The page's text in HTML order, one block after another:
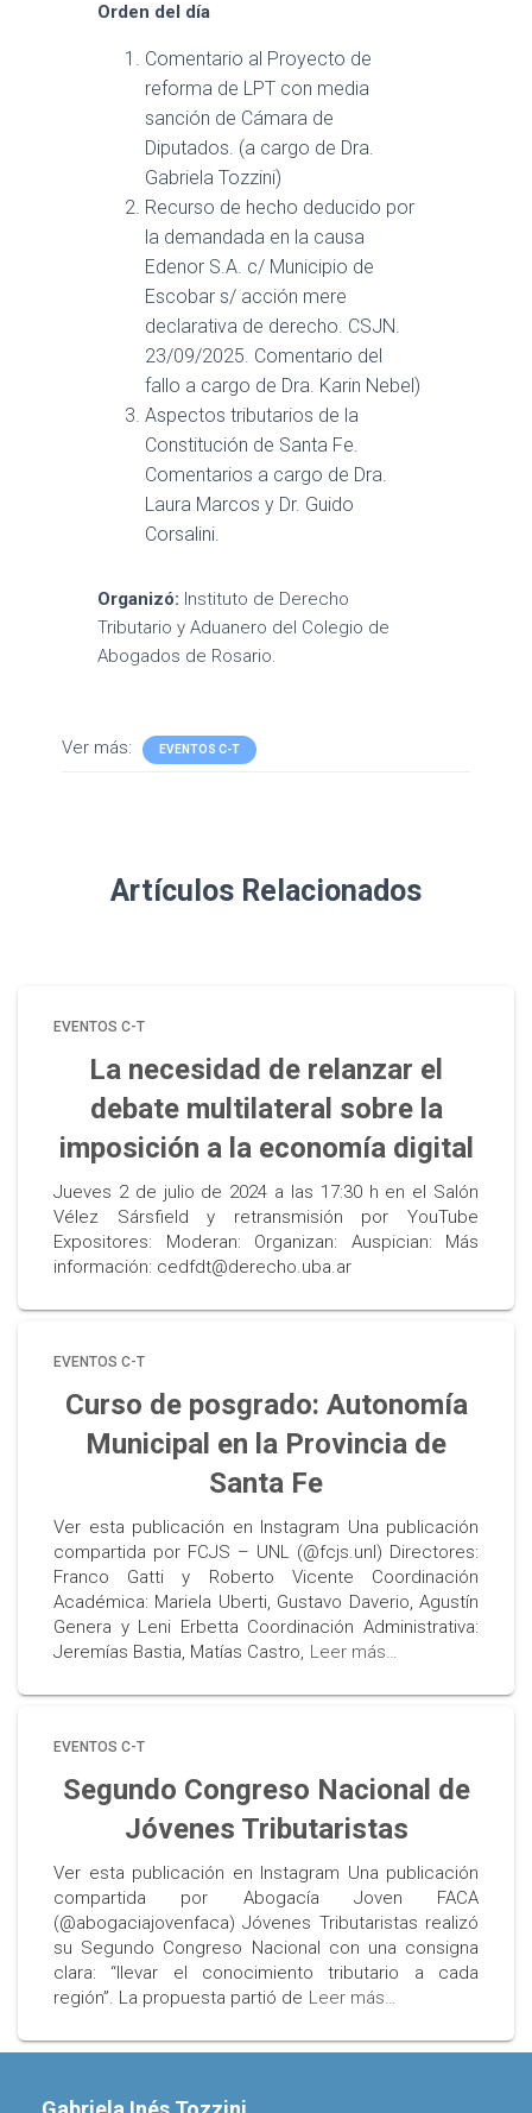
Orden del día
Comentario al Proyecto de
reforma de LPT con media
sanción de Cámara de
Diputados. (a cargo de Dra.
Gabriela Tozzini)
Recurso de hecho deducido por
la demandada en la causa
Edenor S.A. c/ Municipio de
Escobar s/ acción mere
declarativa de derecho. CSJN.
23/09/2025. Comentario del
fallo a cargo de Dra. Karin Nebel)
Aspectos tributarios de la
Constitución de Santa Fe.
Comentarios a cargo de Dra.
Laura Marcos y Dr. Guido
Corsalini.
Organizó: Instituto de Derecho
Tributario y Aduanero del Colegio de
Abogados de Rosario.
Ver más: EVENTOS C-T
Artículos Relacionados
EVENTOS C-T
La necesidad de relanzar el
debate multilateral sobre la
imposición a la economía digital
Jueves 2 de julio de 2024 a las 17:30 h en el Salón
Vélez Sársfield y retransmisión por YouTube
Expositores: Moderan: Organizan: Auspician: Más
información: cedfdt@derecho.uba.ar
EVENTOS C-T
Curso de posgrado: Autonomía
Municipal en la Provincia de
Santa Fe
Ver esta publicación en Instagram Una publicación
compartida por FCJS – UNL (@fcjs.unl) Directores:
Franco Gatti y Roberto Vicente Coordinación
Académica: Mariela Uberti, Gustavo Daverio, Agustín
Genera y Leni Erbetta Coordinación Administrativa:
Jeremías Bastia, Matías Castro, Leer más…
EVENTOS C-T
Segundo Congreso Nacional de
Jóvenes Tributaristas
Ver esta publicación en Instagram Una publicación
compartida por Abogacía Joven FACA
(@abogaciajovenfaca) Jóvenes Tributaristas realizó
su Segundo Congreso Nacional con una consigna
clara: “llevar el conocimiento tributario a cada
región”. La propuesta partió de Leer más…